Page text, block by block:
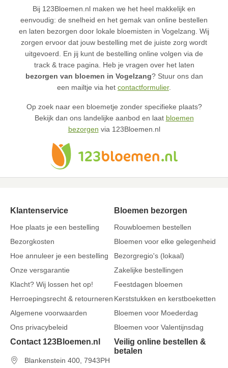
Bij 123Bloemen.nl maken we het heel makkelijk en
eenvoudig: de snelheid en het gemak van online bestellen
en laten bezorgen door lokale bloemisten in Vogelzang. Wij
zorgen ervoor dat jouw bestelling met de juiste zorg wordt
uitgevoerd. En jij kunt de bestelling online volgen via de
track & trace pagina. Heb je vragen over het laten
bezorgen van bloemen in Vogelzang? Stuur ons dan
een mailtje via het contactformulier.
Op zoek naar een bloemetje zonder specifieke plaats?
Bekijk dan ons landelijke aanbod en laat bloemen
bezorgen via 123Bloemen.nl
Klantenservice
Hoe plaats je een bestelling
Bezorgkosten
Hoe annuleer je een bestelling
Onze versgarantie
Klacht? Wij lossen het op!
Herroepingsrecht & retourneren
Algemene voorwaarden
Ons privacybeleid
Bloemen bezorgen
Rouwbloemen bestellen
Bloemen voor elke gelegenheid
Bezorgregio's (lokaal)
Zakelijke bestellingen
Feestdagen bloemen
Kerststukken en kerstboeketten
Bloemen voor Moederdag
Bloemen voor Valentijnsdag
Contact 123Bloemen.nl
Blankenstein 400, 7943PH
Veilig online bestellen &
betalen